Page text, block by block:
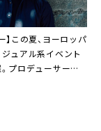
】この夏、ヨーロッパ
ュアル系イベント
プロデューサーの